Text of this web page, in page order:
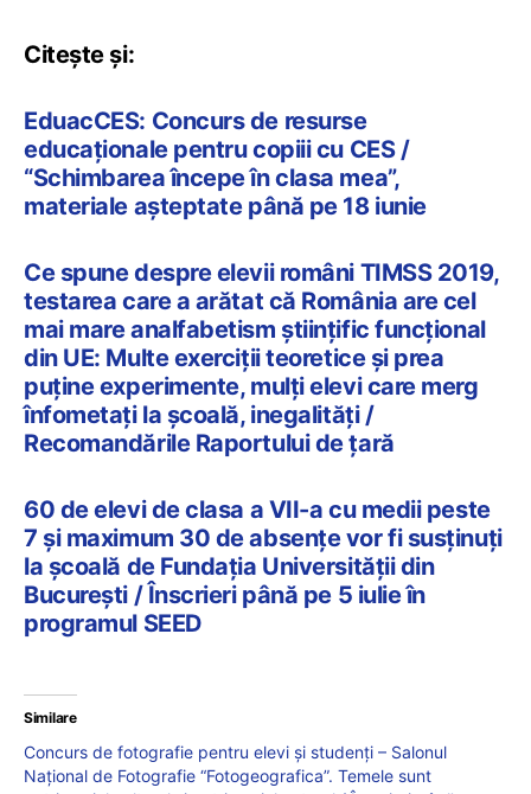
Citește și:
EduacCES: Concurs de resurse
educaționale pentru copiii cu CES /
“Schimbarea începe în clasa mea”,
materiale așteptate până pe 18 iunie
Ce spune despre elevii români TIMSS 2019,
testarea care a arătat că România are cel
mai mare analfabetism științific funcțional
din UE: Multe exerciții teoretice și prea
puține experimente, mulți elevi care merg
înfometați la școală, inegalități /
Recomandările Raportului de țară
60 de elevi de clasa a VII-a cu medii peste
7 și maximum 30 de absențe vor fi susținuți
la școală de Fundația Universității din
București / Înscrieri până pe 5 iulie în
programul SEED
Similare
Concurs de fotografie pentru elevi și studenți – Salonul
Național de Fotografie “Fotogeografica”. Temele sunt